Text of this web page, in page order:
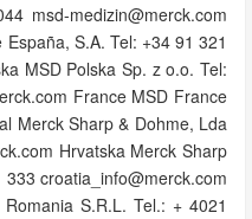
msd-medizin@merck.com
S.A. Tel: +34 91 321
MSD Polska Sp. z o.o. Tel:
France MSD France
Merck Sharp & Dohme, Lda
Hrvatska Merck Sharp
croatia_info@merck.com
S.R.L. Tel.: + 4021